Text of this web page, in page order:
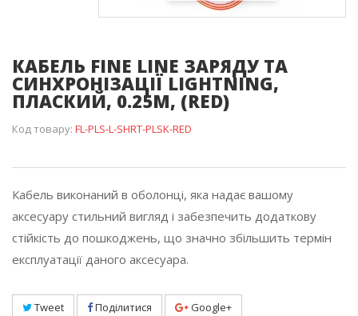
КАБЕЛЬ FINE LINE ЗАРЯДУ ТА
СИНХРОНІЗАЦІЇ LIGHTNING,
ПЛАСКИЙ, 0.25М, (RED)
Код товару: FL-PLS-L-SHRT-PLSK-RED
Кабель виконаний в оболонці, яка надає вашому
аксесуару стильний вигляд і забезпечить додаткову
стійкість до пошкоджень, що значно збільшить термін
експлуатації даного аксесуара.
Tweet Поділитися Google+